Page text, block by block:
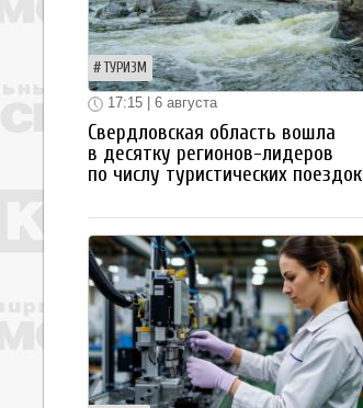
ТУРИЗМ
17:15 | 6 августа
Свердловская область вошла
в десятку регионов-лидеров
по числу туристических поездок